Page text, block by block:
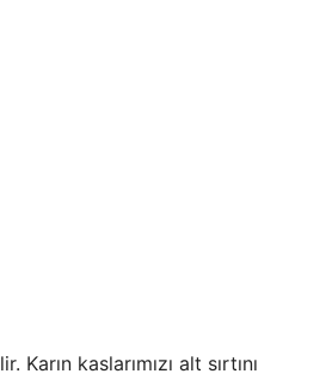
kaslarımızı alt sırtını